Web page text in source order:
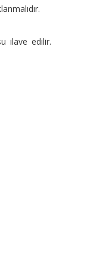
ilave edilir.